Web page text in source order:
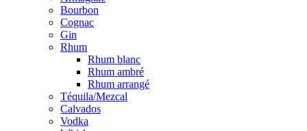
Bourbon
Cognac
Gin
Rhum
Rhum blanc
Rhum ambré
Rhum arrangé
Téquila/Mezcal
Calvados
Vodka